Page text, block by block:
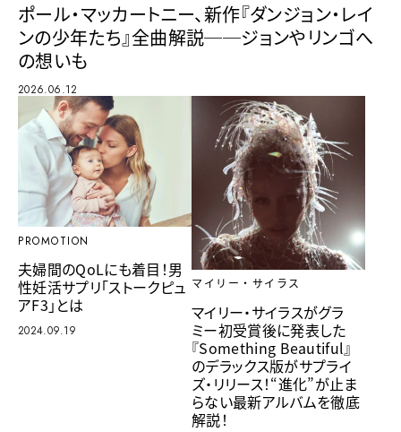
ポール・マッカートニー、新作『ダンジョン・レイ
ンの少年たち』全曲解説──ジョンやリンゴへ
の想いも
2026.06.12
PROMOTION
夫婦間のQoLにも着目！男
性妊活サプリ「ストークピュ
アF3」とは
2024.09.19
マイリー・サイラス
マイリー・サイラスがグラ
ミー初受賞後に発表した
『Something Beautiful』
のデラックス版がサプライ
ズ・リリース！“進化”が止ま
らない最新アルバムを徹底
解説！